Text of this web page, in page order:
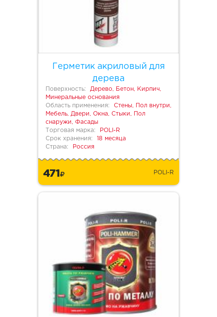
Герметик акриловый для
дерева
Поверхность:
Дерево, Бетон, Кирпич,
Минеральные основания
Область применения:
Стены, Пол внутри,
Мебель, Двери, Окна, Стыки, Пол
снаружи, Фасады
Торговая марка:
POLI-R
Срок хранения:
18 месяца
Страна:
Россия
471 POLI-R